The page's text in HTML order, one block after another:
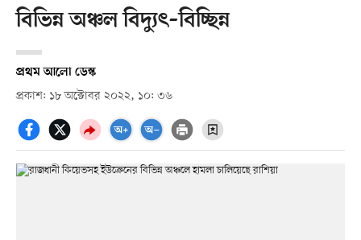
বিভিন্ন অঞ্চল বিদ্যুৎ–বিচ্ছিন্ন
প্রথম আলো ডেস্ক
প্রকাশ: ১৮ অক্টোবর ২০২২, ১০: ৩৬